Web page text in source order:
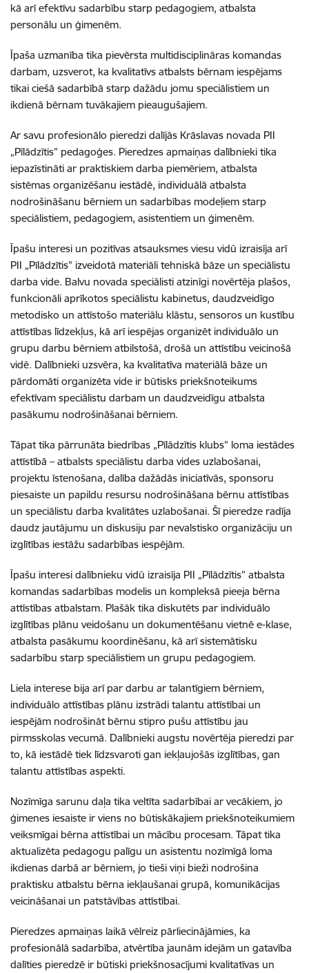
kā arī efektīvu sadarbību starp pedagogiem, atbalsta
personālu un ģimenēm.
Īpaša uzmanība tika pievērsta multidisciplināras komandas
darbam, uzsverot, ka kvalitatīvs atbalsts bērnam iespējams
tikai ciešā sadarbībā starp dažādu jomu speciālistiem un
ikdienā bērnam tuvākajiem pieaugušajiem.
Ar savu profesionālo pieredzi dalījās Krāslavas novada PII
„Pīlādzītis” pedagoģes. Pieredzes apmaiņas dalībnieki tika
iepazīstināti ar praktiskiem darba piemēriem, atbalsta
sistēmas organizēšanu iestādē, individuālā atbalsta
nodrošināšanu bērniem un sadarbības modeļiem starp
speciālistiem, pedagogiem, asistentiem un ģimenēm.
Īpašu interesi un pozitīvas atsauksmes viesu vidū izraisīja arī
PII „Pīlādzītis” izveidotā materiāli tehniskā bāze un speciālistu
darba vide. Balvu novada speciālisti atzinīgi novērtēja plašos,
funkcionāli aprīkotos speciālistu kabinetus, daudzveidīgo
metodisko un attīstošo materiālu klāstu, sensoros un kustību
attīstības līdzekļus, kā arī iespējas organizēt individuālo un
grupu darbu bērniem atbilstošā, drošā un attīstību veicinošā
vidē. Dalībnieki uzsvēra, ka kvalitatīva materiālā bāze un
pārdomāti organizēta vide ir būtisks priekšnoteikums
efektīvam speciālistu darbam un daudzveidīgu atbalsta
pasākumu nodrošināšanai bērniem.
Tāpat tika pārrunāta biedrības „Pīlādzītis klubs” loma iestādes
attīstībā – atbalsts speciālistu darba vides uzlabošanai,
projektu īstenošana, dalība dažādās iniciatīvās, sponsoru
piesaiste un papildu resursu nodrošināšana bērnu attīstības
un speciālistu darba kvalitātes uzlabošanai. Šī pieredze radīja
daudz jautājumu un diskusiju par nevalstisko organizāciju un
izglītības iestāžu sadarbības iespējām.
Īpašu interesi dalībnieku vidū izraisīja PII „Pīlādzītis” atbalsta
komandas sadarbības modelis un kompleksā pieeja bērna
attīstības atbalstam. Plašāk tika diskutēts par individuālo
izglītības plānu veidošanu un dokumentēšanu vietnē e-klase,
atbalsta pasākumu koordinēšanu, kā arī sistemātisku
sadarbību starp speciālistiem un grupu pedagogiem.
Liela interese bija arī par darbu ar talantīgiem bērniem,
individuālo attīstības plānu izstrādi talantu attīstībai un
iespējām nodrošināt bērnu stipro pušu attīstību jau
pirmsskolas vecumā. Dalībnieki augstu novērtēja pieredzi par
to, kā iestādē tiek līdzsvaroti gan iekļaujošās izglītības, gan
talantu attīstības aspekti.
Nozīmīga sarunu daļa tika veltīta sadarbībai ar vecākiem, jo
ģimenes iesaiste ir viens no būtiskākajiem priekšnoteikumiem
veiksmīgai bērna attīstībai un mācību procesam. Tāpat tika
aktualizēta pedagogu palīgu un asistentu nozīmīgā loma
ikdienas darbā ar bērniem, jo tieši viņi bieži nodrošina
praktisku atbalstu bērna iekļaušanai grupā, komunikācijas
veicināšanai un patstāvības attīstībai.
Pieredzes apmaiņas laikā vēlreiz pārliecinājāmies, ka
profesionālā sadarbība, atvērtība jaunām idejām un gatavība
dalīties pieredzē ir būtiski priekšnosacījumi kvalitatīvas un